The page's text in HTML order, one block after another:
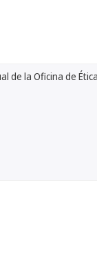
de la Oficina de